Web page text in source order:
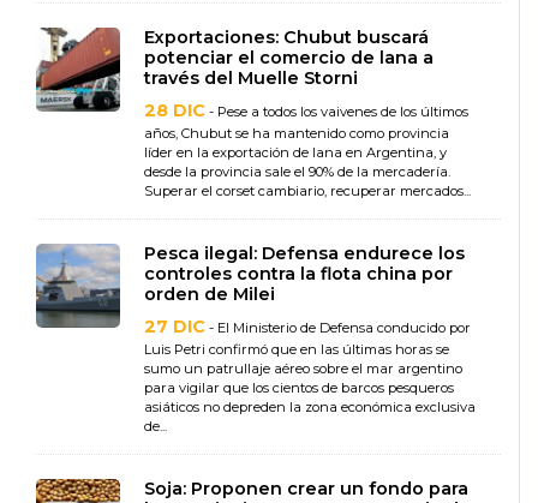
Exportaciones: Chubut buscará
potenciar el comercio de lana a
través del Muelle Storni
28 DIC - Pese a todos los vaivenes de los últimos
años, Chubut se ha mantenido como provincia
líder en la exportación de lana en Argentina, y
desde la provincia sale el 90% de la mercadería.
Superar el corset cambiario, recuperar mercados...
Pesca ilegal: Defensa endurece los
controles contra la flota china por
orden de Milei
27 DIC - El Ministerio de Defensa conducido por
Luis Petri confirmó que en las últimas horas se
sumo un patrullaje aéreo sobre el mar argentino
para vigilar que los cientos de barcos pesqueros
asiáticos no depreden la zona económica exclusiva
de...
Soja: Proponen crear un fondo para